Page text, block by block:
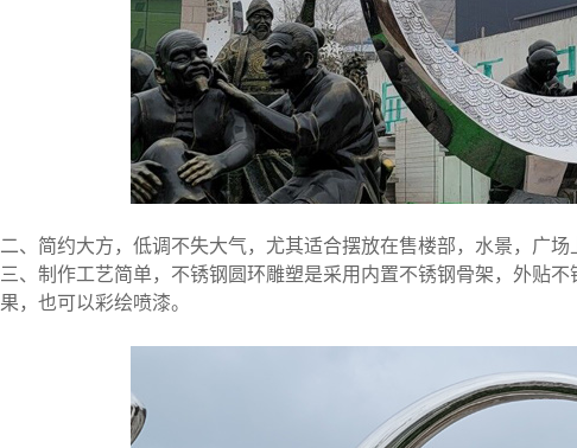
二、简约大方，低调不失大气，尤其适合摆放在售楼部，水景，广场
三、制作工艺简单，不锈钢圆环雕塑是采用内置不锈钢骨架，外贴
果，也可以彩绘喷漆。